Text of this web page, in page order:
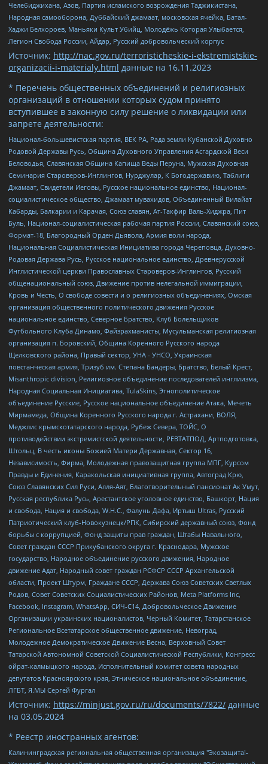
Челебиджихана, Азов, Партия исламского возрождения Таджикистана,
Народная самооборона, Дуббайский джамаат, московская ячейка, Батал-
Хаджи Белхороев, Маньяки Культ Убийц, Молодёжь Которая Улыбается,
Легион Свобода России, Айдар, Русский добровольческий корпус
Источник: http://nac.gov.ru/terroristicheskie-i-ekstremistskie-
organizacii-i-materialy.html данные на 16.11.2023
* Перечень общественных объединений и религиозных
организаций в отношении которых судом принято
вступившее в законную силу решение о ликвидации или
запрете деятельности:
Национал-большевистская партия, ВЕК РА, Рада земли Кубанской Духовно
Родовой Державы Русь, Община Духовного Управления Асгардской Веси
Беловодья, Славянская Община Капища Веды Перуна, Мужская Духовная
Семинария Староверов-Инглингов, Нурджулар, К Богодержавию, Таблиги
Джамаат, Свидетели Иеговы, Русское национальное единство, Национал-
социалистическое общество, Джамаат мувахидов, Объединенный Вилайат
Кабарды, Балкарии и Карачая, Союз славян, Ат-Такфир Валь-Хиджра, Пит
Буль, Национал-социалистическая рабочая партия России, Славянский союз,
Формат-18, Благородный Орден Дьявола, Армия воли народа,
Национальная Социалистическая Инициатива города Череповца, Духовно-
Родовая Держава Русь, Русское национальное единство, Древнерусской
Инглистической церкви Православных Староверов-Инглингов, Русский
общенациональный союз, Движение против нелегальной иммиграции,
Кровь и Честь, О свободе совести и о религиозных объединениях, Омская
организация общественного политического движения Русское
национальное единство, Северное Братство, Клуб Болельщиков
Футбольного Клуба Динамо, Файзрахманисты, Мусульманская религиозная
организация п. Боровский, Община Коренного Русского народа
Щелковского района, Правый сектор, УНА - УНСО, Украинская
повстанческая армия, Тризуб им. Степана Бандеры, Братство, Белый Крест,
Misanthropic division, Религиозное объединение последователей инглиизма,
Народная Социальная Инициатива, TulaSkins, Этнополитическое
объединение Русские, Русское национальное объединение Атака, Мечеть
Мирмамеда, Община Коренного Русского народа г. Астрахани, ВОЛЯ,
Меджлис крымскотатарского народа, Рубеж Севера, ТОЙС, О
противодействии экстремистской деятельности, РЕВТАТПОД, Артподготовка,
Штольц, В честь иконы Божией Матери Державная, Сектор 16,
Независимость, Фирма, Молодежная правозащитная группа МПГ, Курсом
Правды и Единения, Каракольская инициативная группа, Автоград Крю,
Союз Славянских Сил Руси, Алля-Аят, Благотворительный пансионат Ак Умут,
Русская республика Русь, Арестантское уголовное единство, Башкорт, Нация
и свобода, Нация и свобода, W.H.С., Фалунь Дафа, Иртыш Ultras, Русский
Патриотический клуб-Новокузнецк/РПК, Сибирский державный союз, Фонд
борьбы с коррупцией, Фонд защиты прав граждан, Штабы Навального,
Совет граждан СССР Прикубанского округа г. Краснодара, Мужское
государство, Народное объединение русского движения, Народное
движение Адат, Народный совет граждан РСФСР СССР Архангельской
области, Проект Штурм, Граждане СССР, Держава Союз Советских Светлых
Родов, Совет Советских Социалистических Районов, Meta Platforms Inc,
Facebook, Instagram, WhatsApp, СИЧ-С14, Добровольческое Движение
Организации украинских националистов, Черный Комитет, Татарстанское
Региональное Всетатарское общественное движение, Невоград,
Молодежное Демократическое Движение Весна, Верховный Совет
Татарской Автономной Советской Социалистической Республики, Конгресс
ойрат-калмыцкого народа, Исполнительный комитет совета народных
депутатов Красноярского края, Этническое национальное объединение,
ЛГБТ, Я.МЫ Сергей Фургал
Источник: https://minjust.gov.ru/ru/documents/7822/ данные
на 03.05.2024
* Реестр иностранных агентов:
Калининградская региональная общественная организация "Экозащита!-Женсовет", Фонд содействия защите прав и свобод граждан "Общественный вердикт", Фонд "Институт Развития Свободы Информации", Частное учреждение "Информационное агентство МЕМО. РУ", Региональная общественная организация "Общественная комиссия по сохранению наследия академика Сахарова", Фонд поддержки свободы прессы, Санкт-Петербургская общественная правозащитная организация "Гражданский контроль", Межрегиональная общественная организация "Информационно-просветительский центр "Мемориал", Региональный Фонд "Центр Защиты Прав Средств Массовой Информации", с 05.12.2023 Фонд "Центр Защиты Прав Средств массовой информации", Региональная общественная благотворительная организация помощи беженцам и мигрантам "Гражданское содействие", Негосударственное образовательное учреждение дополнительного профессионального образования (повышение квалификации) специалистов "АКАДЕМИЯ ПО ПРАВАМ ЧЕЛОВЕКА", Свердловская региональная общественная организация "Сутяжник", Автономная некоммерческая организация "Центр независимых социологических исследований", Союз общественных объединений "Российский исследовательский центр по правам человека", Региональное общественное учреждение научно-информационный центр "МЕМОРИАЛ", Некоммерческая организация "Фонд защиты гласности", Автономная некоммерческая организация "Институт прав человека", Городская общественная организация "Екатеринбургское общество "МЕМОРИАЛ", Городская общественная организация "Рязанское историко-просветительское и правозащитное общество "Мемориал" (Рязанский Мемориал), Челябинский региональный орган общественной самодеятельности – женское общественное объединение "Женщины Евразии", Челябинский региональный орган общественной самодеятельности "Уральская правозащитная группа", Фонд содействия защите здоровья и социальной справедливости имени Андрея Рылькова, Автономная Некоммерческая Организация "Аналитический Центр Юрия Левады", Автономная некоммерческая организация социальной поддержки населения "Проект Апрель", Региональная общественная организация помощи женщинам и детям, находящимся в кризисной ситуации "Информационно-методический центр "Анна", Фонд содействия развитию массовых коммуникаций и правовому просвещению "Так-так-Так", Фонд содействия устойчивому развитию "Серебряная тайга", Свердловский региональный общественный фонд социальных проектов "Новое время", "Idel.Реалии", Кавказ.Реалии, Крым.Реалии, Телеканал Настоящее Время, Татаро-башкирская служба Радио Свобода (Azatliq Radiosi), Радио Свободная Европа/Радио Свобода (PCE/PC), "Сибирь.Реалии", "Фактограф", Благотворительный фонд помощи осужденным и их семьям, Автономная некоммерческая организация "Институт глобализации и социальных движений", Фонд "В защиту прав заключенных", Частное учреждение "Центр поддержки и содействия развитию средств массовой информации", Пензенский региональный общественный благотворительный фонд "Гражданский союз", "Север.Реалии", Некоммерческая организация Фонд "Правовая инициатива", Общество с ограниченной ответственностью "Радио Свободная Европа/Радио Свобода", Чешское информационное агентство "MEDIUM-ORIENT", Красноярская региональная общественная организация "Мы против СПИДа", Камалягин Денис Николаевич, Маркелов Сергей Евгеньевич, Пономарев Лев Александрович, Савицкая Людмила Алексеевна, Автономная некоммерческая организация "Центр по работе с проблемой насилия "НАСИЛИЮ.НЕТ", Межрегиональный профессиональный союз работников здравоохранения "Альянс врачей", Юридическое лицо, зарегистрированное в Латвийской Республике, SIA "Medusa Project" (регистрационный номер 40103797863, дата регистрации 10.06.2014), Некоммерческая организация "Фонд по борьбе с коррупцией", Автономная некоммерческая организация "Институт права и публичной политики", Баданин Роман Сергеевич, Гликин Максим Александрович, Железнова Мария Михайловна, Лукьянова Юлия Сергеевна, Маетная Елизавета Витальевна, Маняхин Петр Борисович, Чуракова Ольга Владимировна, Ярош Юлия Петровна, Юридическое лицо "The Insider SIA", зарегистрированное в Риге, Латвийская Республика (дата регистрации 26.06.2015), являющееся администратором доменного имени интернет-издания "The Insider SIA", https://theins.ru, Постернак Алексей Евгеньевич, Рубин Михаил Аркадьевич, Анин Роман Александрович, Юридическое лицо Istories fonds, зарегистрированное в Латвийской Республике (регистрационный номер 50008295751, дата регистрации 24.02.2020), Великовский Дмитрий Александрович, Долинина Ирина Николаевна, Мароховская Алеся Алексеевна, Шлейнов Роман Юрьевич, Шмагун Олеся Валентиновна, Общество с ограниченной ответственностью "Альтаир 2021", Общество с ограниченной ответственностью "Вега 2021", Общество с ограниченной ответственностью "Главный редактор 2021", Общество с ограниченной ответственностью "Ромашки монолит", Важенков Артем Валерьевич, Ивановская областная общественная организация "Центр гендерных исследований", Гурман Юрий Альбертович, Медиапроект "ОВД-Инфо", Егоров Владимир Владимирович, Жилинский Владимир Александрович, Общество с ограниченной ответственностью "ЗП", Иванова София Юрьевна, Карезина Инна Павловна, Кильтау Екатерина Викторовна, Петров Алексей Викторович, Пискунов Сергей Евгеньевич, Смирнов Сергей Сергеевич, Тихонов Михаил Сергеевич, Общество с ограниченной ответственностью "ЖУРНАЛИСТ-ИНОСТРАННЫЙ АГЕНТ", Арапова Галина Юрьевна, Вольтская Татьяна Анатольевна, Американская компания "Mason G.E.S. Anonymous Foundation" (США), являющаяся владельцем интернет-издания https://mnews.world/, Компания "Stichting Bellingcat", зарегистрированная в Нидерландах (дата регистрации 11.07.2018), Захаров Андрей Вячеславович, Клепиковская Екатерина Дмитриевна, Общество с ограниченной ответственностью "МЕМО", Перл Роман Александрович, Симонов Евгений Алексеевич, Соловьева Елена Анатольевна, Сотников Даниил Владимирович, Сурначева Елизавета Дмитриевна, Автономная некоммерческая организация по защите прав человека и информированию населения "Якутия – Наше Мнение", Общество с ограниченной ответственностью "Москоу диджитал медиа", с 26.01.2023 Общество с ограниченной ответственностью "Чайка Белые сады", Ветошкина Валерия Валерьевна, Заговора Максим Александрович, Межрегиональное общественное движение "Российская ЛГБТ - сеть", Оленичев Максим Владимирович, Павлов Иван Юрьевич, Скворцова Елена Сергеевна, Общество с ограниченной ответственностью "Как бы инагент", Кочетков Игорь Викторович, Общество с ограниченной ответственностью "Честные выборы", Еланчик Олег Александрович, Общество с ограниченной ответственностью "Нобелевский призыв", Гималова Регина Эмилевна, Григорьев Андрей Валерьевич, Григорьева Алина Александровна, Ассоциация по содействию защите прав призывников, альтернативнослужащих и военнослужащих "Правозащитная группа "Гражданин.Армия.Право", Хисамова Регина Фаритовна, Автономная некоммерческая организация по реализации социально-правовых программ "Лилит", Дальневосточное общественное движение "Маяк", Санкт-Петербургская ЛГБТ-инициативная группа "Выход", Инициативная группа ЛГБТ+ "Реверс", Алексеев Андрей Викторович, Бекбулатова Таисия Львовна, Беляев Иван Михайлович, Владыкина Елена Сергеевна, Гельман Марат Александрович, Никульшина Вероника Юрьевна, Толоконникова Надежда Андреевна, Шендерович Виктор Анатольевич, Общество с ограниченной ответственностью "Данное сообщение", Общество с ограниченной ответственностью Издательский дом "Новая глава", Айнбиндер Александра Александровна, Московский комьюнити-центр для ЛГБТ+инициатив, Благотворительный фонд развития филантропии, Deutsche Welle (Германия, Kurt-Schumacher-Strasse 3, 53113 Bonn), Борзунова Мария Михайловна, Воробьев Виктор Викторович, Голубева Анна Львовна, Константинова Алла Михайловна, Малкова Ирина Владимировна, Мурадов Мурад Абдулгалимович, Осетинская Елизавета Николаевна, Понасенков Евгений Николаевич, Ганапольский Матвей Юрьевич, Киселев Евгений Алексеевич, Борухович Ирина Григорьевна, Дремин Иван Тимофеевич, Дубровский Дмитрий Викторович, Красноярская региональная общественная организация поддержки и развития альтернативных образовательных технологий и межкультурных коммуникаций "ИНТЕРРА", Маяковская Екатерина Алексеевна, Фейгин Марк Захарович, Филимонов Андрей Викторович, Дзугкоева Регина Николаевна, Доброхотов Роман Александрович, Дудь Юрий Александрович, Елкин Сергей Владимирович, Кругликов Кирилл Игоревич, Сабунаева Мария Леонидовна, Семенов Алексей Владимирович, Шаинян Карен Багратович, Шульман Екатерина Михайловна, Асафьев Артур Валерьевич, Вахштайн Виктор Семенович, Венедиктов Алексей Алексеевич, Лушникова Екатерина Евгеньевна, Волков Леонид Михайлович, Невзоров Александр Глебович, Пархоменко Сергей Борисович, Сироткин Ярослав Николаевич, Кара-Мурза Владимир Владимирович, Баранова Наталья Владимировна, Гозман Леонид Яковлевич, Кагарлицкий Борис Юльевич, Климарев Михаил Валерьевич, Милов Владимир Станиславович, Автономная некоммерческая организация Краснодарский центр современного искусства "Типография", Моргенштерн Алишер Тагирович, Соболь Любовь Эдуардовна, Общество с ограниченной ответственностью "ЛИЗА НОРМ", Каспаров Гарри Кимович, Ходорковский Михаил Борисович, Общество с ограниченной ответственностью "Апрельские тезисы", Данилович Ирина Брониславовна, Кашин Олег Владимирович, Петров Николай Владимирович, Пивоваров Алексей Владимирович, Соколов Михаил Владимирович, Цветкова Юлия Владимировна, Чичваркин Евгений Александрович, Комитет против пыток/Команда против пыток, Общество с ограниченной ответственностью "Первый научный", Общество с ограниченной ответственностью "Вертолет и ко", Белоцерковская Вероника Борисовна, Кац Максим Евгеньевич, Лазарева Татьяна Юрьевна, Шаведдинов Руслан Табризович, Яшин Илья Валерьевич, Общество с ограниченной ответственностью "Иноагент ААВ", Алешковский Дмитрий Петрович, Альбац Евгения Марковна, Быков Дмитрий Львович, Галямина Юлия Евгеньевна, Лойко Сергей Леонидович, Мартынов Кирилл Константинович, Медведев Сергей Александрович, Крашенинников Федор Геннадиевич, Гордеева Катерина Вл